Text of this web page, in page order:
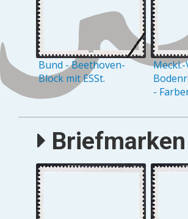
Bund - Beethoven-
Block mit ESSt.
-